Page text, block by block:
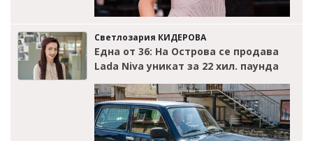
Светлозария КИДЕРОВА
Една от 36: На Острова се продава
Lada Niva уникат за 22 хил. паунда